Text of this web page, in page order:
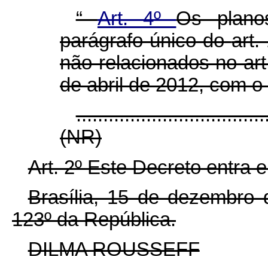
“Art. 4ºOs
parágrafo único doart.
não relacionados no
de abril de 2012, com
(NR)
Art. 2º Este Decreto entra
Brasília, 15 de dezembro
123º da República.
DILMA ROUSSEFF